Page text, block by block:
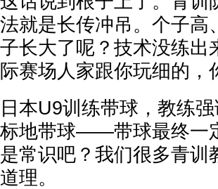
法就是长传冲吊。个子高
子长大了呢？技术没练出
际赛场人家跟你玩细的，
日本U9训练带球，教练
标地带球——带球最终一
是常识吧？我们很多青训
道理。